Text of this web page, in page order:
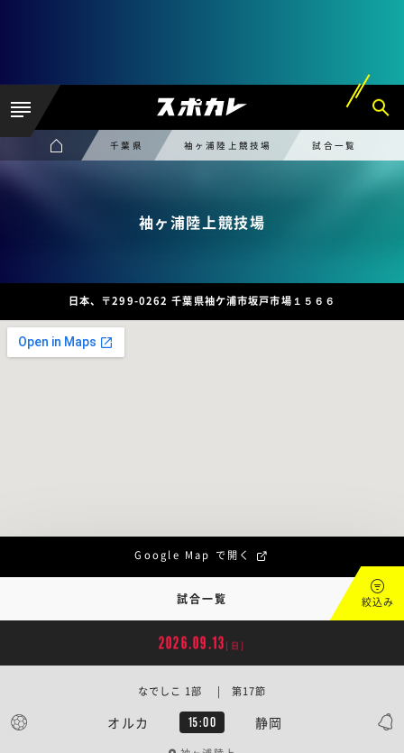
千葉県 袖ヶ浦陸上競技場 試合一覧
袖ヶ浦陸上競技場
日本、〒299-0262 千葉県袖ケ浦市坂戸市場１５６６
Google Map で開く
試合一覧 絞込み
2026.09.13 [日]
オルカ 15:00 静岡
なでしこ 1部 | 第17節